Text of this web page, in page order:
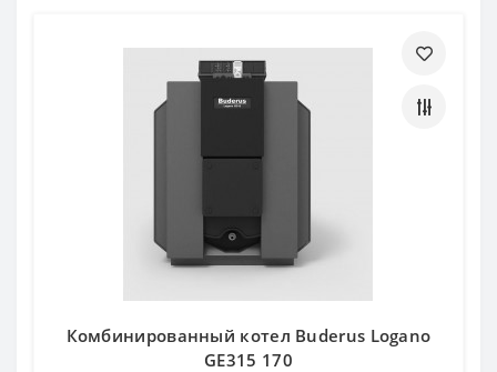
Комбинированный котел Buderus Logano
GE315 170